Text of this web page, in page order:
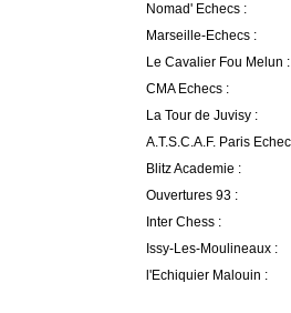
Nomad' Echecs :
Marseille-Echecs :
Le Cavalier Fou Melun :
CMA Echecs :
La Tour de Juvisy :
A.T.S.C.A.F. Paris
Blitz Academie :
Ouvertures 93 :
Inter Chess :
Issy-Les-Moulineaux :
l'Echiquier Malouin :